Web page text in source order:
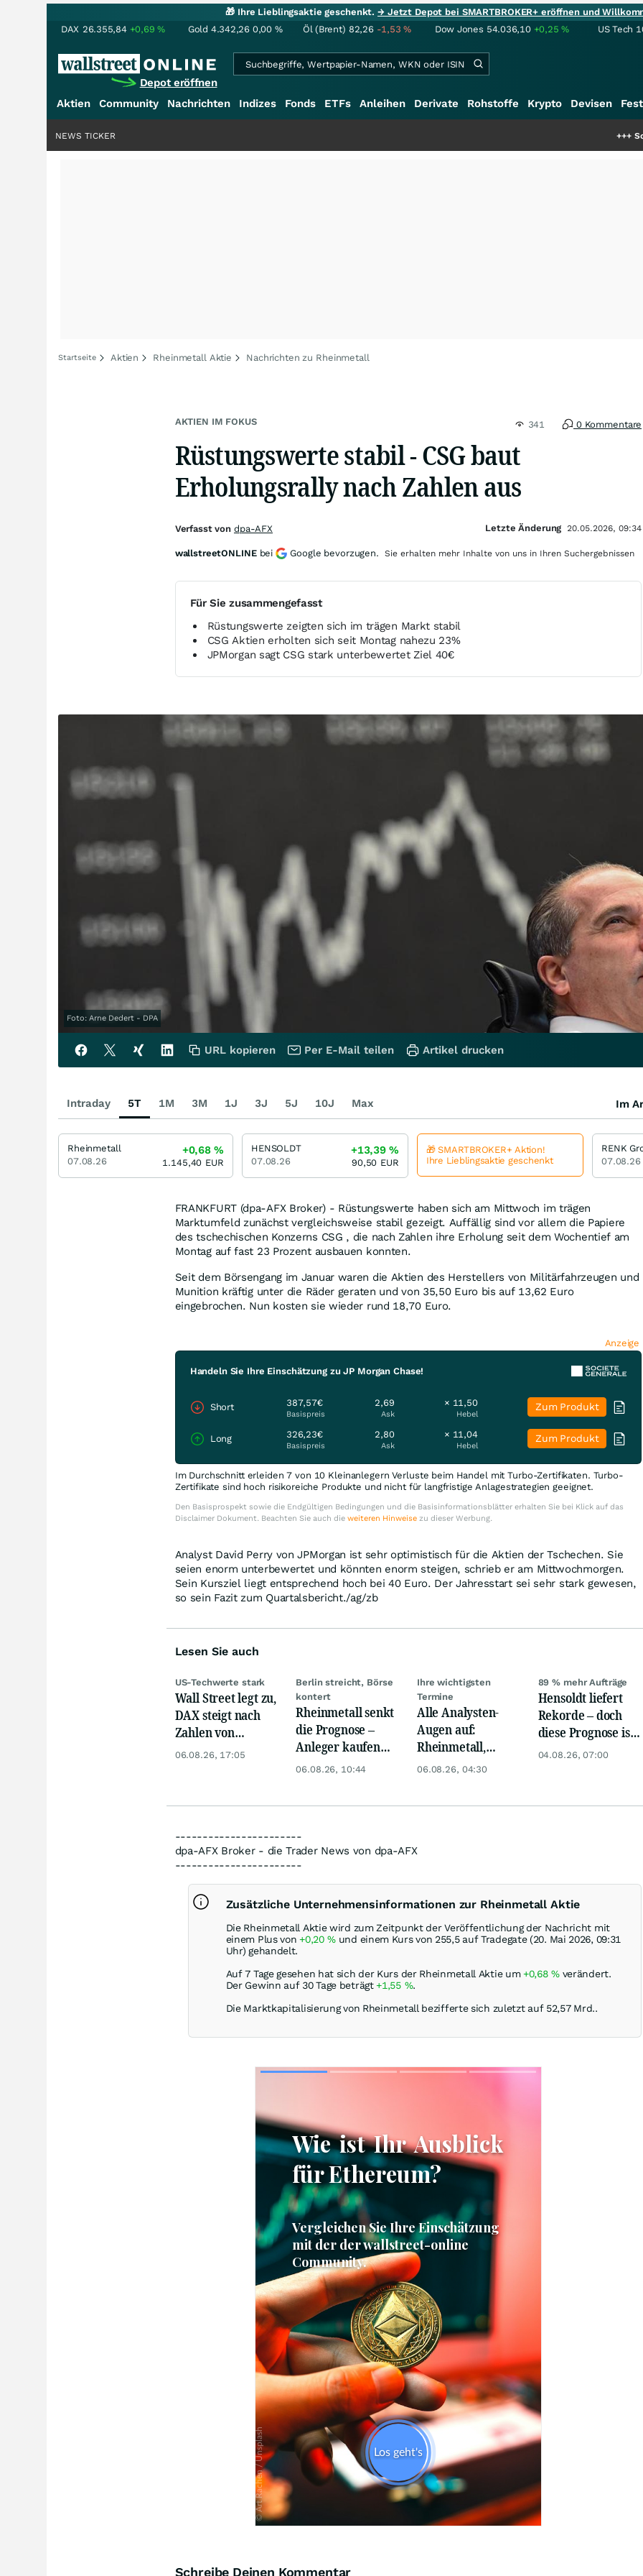
🎁 Ihre Lieblingsaktie geschenkt.→ Jetzt Depot bei SMARTBROKER+ eröffnen und
DAX 26.355,84 +0,69% Gold 4.342,26 0,00 % Öl (Brent) 82,26 -1,53% Dow Jones 54.036,10 +0,25% US Tech
Depot eröffnen
Aktien Community Nachrichten Indizes Fonds ETFs Anleihen Derivate Rohstoffe Krypto Devisen
Schwere
NEWS TICKER
Startseite Aktien Rheinmetall Aktie Nachrichten zu Rheinmetall
AKTIEN IM FOKUS 341 0 Kommentare
Rüstungswerte stabil - CSG baut
Erholungsrally nach Zahlen aus
Für Sie zusammengefasst
Rüstungswerte zeigten sich im trägen Markt stabil
CSG Aktien erholten sich seit Montag nahezu 23%
JPMorgan sagt CSG stark unterbewertet Ziel 40€
Foto: Arne Dedert - DPA
FRANKFURT (dpa-AFX Broker) - Rüstungswerte haben sich am Mittwoch im trägen
Marktumfeld zunächst vergleichsweise stabil gezeigt. Auffällig sind vor allem die Papiere
des tschechischen Konzerns CSG , die nach Zahlen ihre Erholung seit dem Wochentief am
Montag auf fast 23 Prozent ausbauen konnten.
Seit dem Börsengang im Januar waren die Aktien des Herstellers von Militärfahrzeugen und
Munition kräftig unter die Räder geraten und von 35,50 Euro bis auf 13,62 Euro
eingebrochen. Nun kosten sie wieder rund 18,70 Euro.
Anzeige
Handeln Sie Ihre Einschätzung zu JP Morgan Chase!
Short 387,57€
Basispreis
2,69
Ask
× 11,50
Hebel
Zum Produkt
Long 326,23€
Basispreis
2,80
Ask
× 11,04
Hebel
Zum Produkt
Im Durchschnitt erleiden 7 von 10 Kleinanlegern Verluste beim Handel mit Turbo-Zertifikaten. Turbo-
Zertifikate sind hoch risikoreiche Produkte und nicht für langfristige Anlagestrategien geeignet.
Den Basisprospekt sowie die Endgültigen Bedingungen und die Basisinformationsblätter erhalten Sie bei Klick auf das
Disclaimer Dokument. Beachten Sie auch die weiteren Hinweisezu dieser Werbung.
Analyst David Perry von JPMorgan ist sehr optimistisch für die Aktien der Tschechen. Sie
seien enorm unterbewertet und könnten enorm steigen, schrieb er am Mittwochmorgen.
Sein Kursziel liegt entsprechend hoch bei 40 Euro. Der Jahresstart sei sehr stark gewesen,
so sein Fazit zum Quartalsbericht./ag/zb
Lesen Sie auch
US-Techwerte stark
Wall Street legt zu,
DAX steigt nach
Zahlen von
Telekom, Henkel
06.08.26, 17:05
Berlin streicht, Börse
kontert
Rheinmetall senkt
die Prognose –
Anleger kaufen
den Schock weg
06.08.26, 10:44
Ihre wichtigsten
Termine
Alle Analysten-
Augen auf:
Rheinmetall,
Deutsche Telekom,
06.08.26, 04:30
89 % mehr Aufträge
Hensoldt liefert
Rekorde – doch
diese Prognose ist
noch spannender
04.08.26, 07:00
-----------------------
dpa-AFX Broker - die Trader News von dpa-AFX
-----------------------
Zusätzliche Unternehmensinformationen zur Rheinmetall Aktie
Die Rheinmetall Aktie wird zum Zeitpunkt der Veröffentlichung der Nachricht mit
einem Plus von+0,20% und einem Kurs von 255,5 auf Tradegate (20. Mai 2026, 09:31
Uhr) gehandelt.
Auf 7 Tage gesehen hat sich der Kurs der Rheinmetall Aktie um+0,68%verändert.
Der Gewinn auf 30 Tage beträgt+1,55 %.
Die Marktkapitalisierung von Rheinmetall bezifferte sich zuletzt auf 52,57 Mrd..
Schreibe Deinen Kommentar
Verfasst von dpa-AFX Letzte Änderung 20.05.2026, 09:34
wallstreetONLINE bei Google bevorzugen. Sie erhalten mehr Inhalte von uns in Ihren Suchergebnissen
URL kopieren Per E-Mail teilen Artikel drucken
Intraday 5T 1M 3M 1J 3J 5J 10J Max Im
Rheinmetall
07.08.26
+0,68%
1.145,40 EUR
HENSOLDT
07.08.26
+13,39%
90,50 EUR
🎁 SMARTBROKER+ Aktion!
Ihre Lieblingsaktie geschenkt
RENK
07.08.26